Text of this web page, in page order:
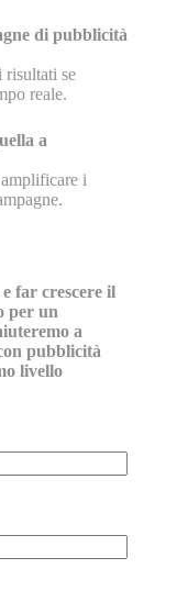
di pubblicità
risultati se
reale.
a
i
far crescere il
per un
a
pubblicità
livello